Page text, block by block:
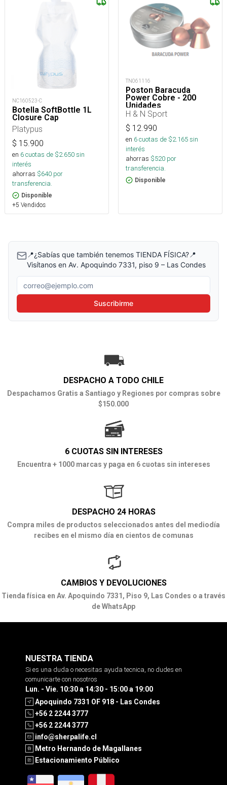
NC160523-C
Botella SoftBottle 1L
Closure Cap
Platypus
$ 15.900
en 6cuotas de $2.650sin
interés
ahorras $640 por
transferencia.
Disponible
+5 Vendidos
TN061116
Poston Baracuda
Power Cobre - 200
Unidades
H & N Sport
$ 12.990
en 6cuotas de $2.165sin
interés
ahorras $520 por
transferencia.
Disponible
📍¿Sabías que también tenemos TIENDA FÍSICA?📍
Visítanos en Av. Apoquindo 7331, piso 9 – Las Condes
Correo electrónico
Suscribirme
DESPACHO A TODO CHILE
Despachamos Gratis a Santiago y Regiones por compras sobre
$150.000
6 CUOTAS SIN INTERESES
Encuentra + 1000 marcas y paga en 6 cuotas sin intereses
DESPACHO 24 HORAS
Compra miles de productos seleccionados antes del mediodía
recibes en el mismo día en cientos de comunas
CAMBIOS Y DEVOLUCIONES
Tienda física en Av. Apoquindo 7331, Piso 9, Las Condes o a través
de WhatsApp
NUESTRA TIENDA
Si es una duda o necesitas ayuda tecnica, no dudes en
comunicarte con nosotros
Lun. - Vie. 10:30 a 14:30 - 15:00 a 19:00
Apoquindo 7331 OF 918 - Las Condes
+56 2 2244 3777
+56 2 2244 3777
info@sherpalife.cl
Metro Hernando de Magallanes
Estacionamiento Público